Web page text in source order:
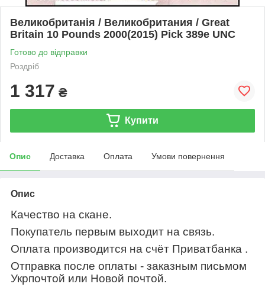
Великобританія / Великобритания / Great
Britain 10 Pounds 2000(2015) Pick 389е UNC
Готово до відправки
Роздріб
1 317 ₴
Купити
Опис Доставка Оплата Умови повернення
Опис
Качество на скане.
Покупатель первым выходит на связь.
Оплата производится на счёт Приватбанка .
Отправка после оплаты - заказным письмом
Укрпочтой или Новой почтой.